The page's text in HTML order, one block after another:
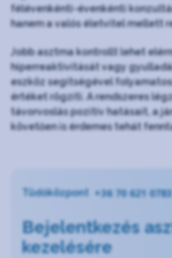
félévenkénti-évenkénti
hanem a valós életvitel mellett
Jobb asztma kontrollt lehet
hiperreaktivitását vagy
eszköz segítségével
értéket rögzíti. A rendszeres
távorvoslás pozitív hatásait, a
követően is érdemes tehát
Tüdőközpont +36 70 621 0783
Bejelentkezés
kezelésére